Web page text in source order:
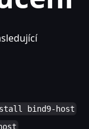
bind9-host